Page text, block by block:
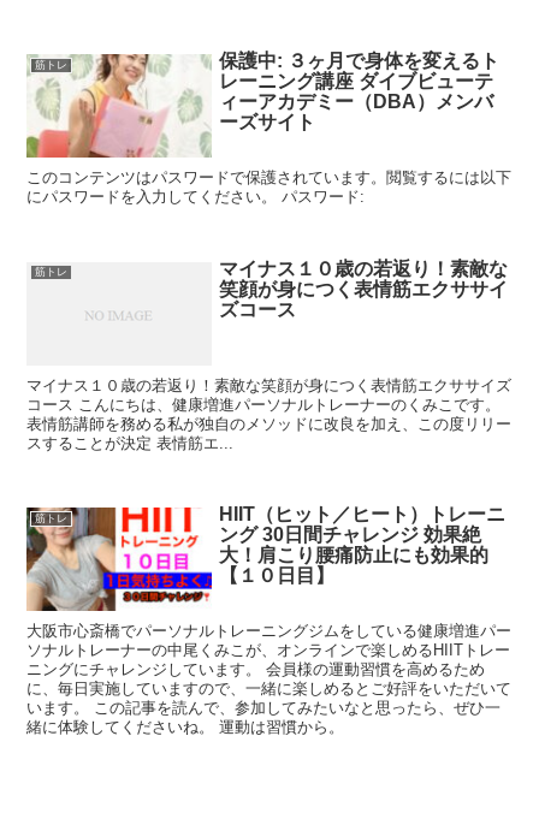
筋トレ
保護中: ３ヶ月で身体を変えるト
レーニング講座 ダイブビューテ
ィーアカデミー（DBA）メンバ
ーズサイト
このコンテンツはパスワードで保護されています。閲覧するには以下
にパスワードを入力してください。 パスワード:
筋トレ
マイナス１０歳の若返り！素敵な
笑顔が身につく表情筋エクササイ
ズコース
マイナス１０歳の若返り！素敵な笑顔が身につく表情筋エクササイズ
コース こんにちは、健康増進パーソナルトレーナーのくみこです。
表情筋講師を務める私が独自のメソッドに改良を加え、この度リリー
スすることが決定 表情筋エ...
筋トレ
HIIT（ヒット／ヒート）トレーニ
ング 30日間チャレンジ 効果絶
大！肩こり腰痛防止にも効果的
【１０日目】
大阪市心斎橋でパーソナルトレーニングジムをしている健康増進パー
ソナルトレーナーの中尾くみこが、オンラインで楽しめるHIITトレー
ニングにチャレンジしています。 会員様の運動習慣を高めるため
に、毎日実施していますので、一緒に楽しめるとご好評をいただいて
います。 この記事を読んで、参加してみたいなと思ったら、ぜひ一
緒に体験してくださいね。 運動は習慣から。